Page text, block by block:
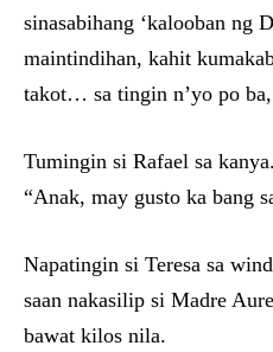
sinasabihang ‘kalooban ng
maintindihan, kahit
takot… sa tingin n’yo po
Tumingin si Rafael sa kanya.
“Anak, may gusto ka bang
Napatingin si Teresa sa
saan nakasilip si Madre
bawat kilos nila.